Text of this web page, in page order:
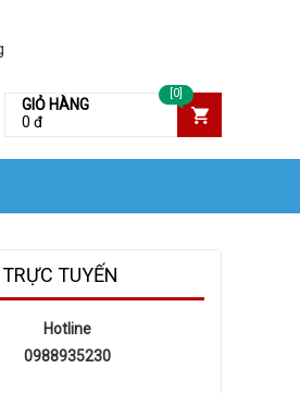
GIỎ HÀNG
0 đ
[0]
TUYẾN
Hotline
0988935230